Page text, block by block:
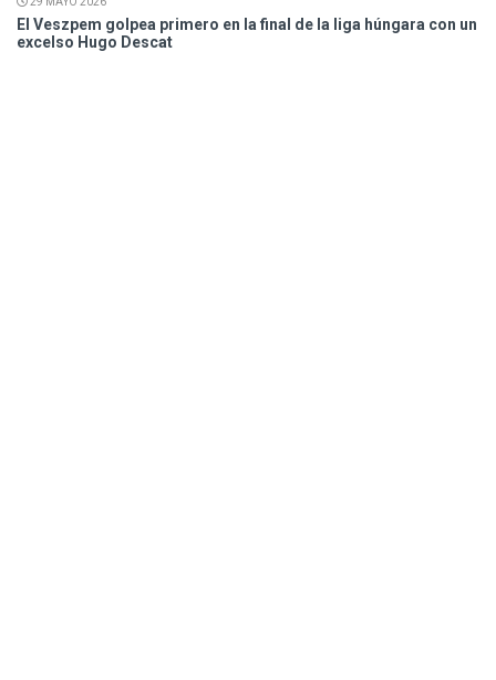
El Veszpem golpea primero en la final de la liga húngara con un
excelso Hugo Descat